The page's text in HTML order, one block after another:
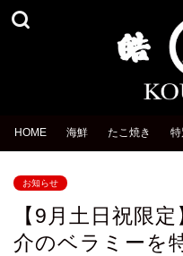
HOME 海鮮 たこ焼き 特
お知らせ
【9月土日祝限
介のベラミーを